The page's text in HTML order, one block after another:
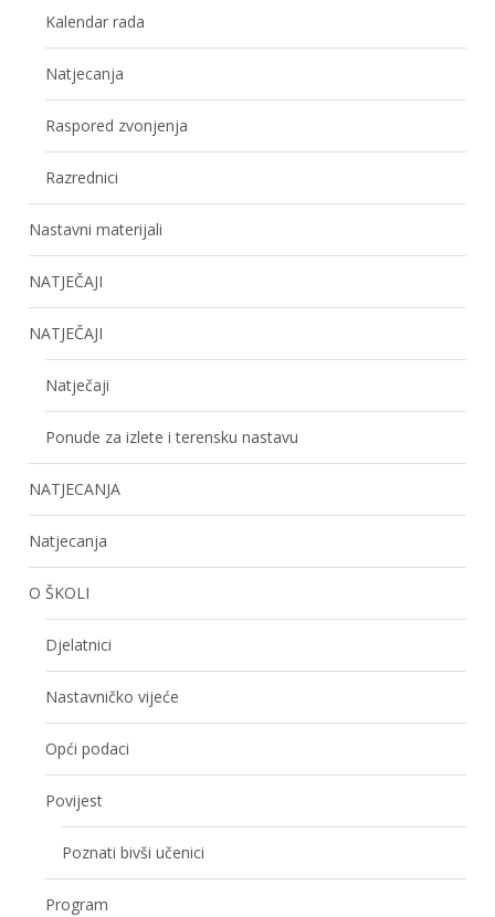
Kalendar rada
Natjecanja
Raspored zvonjenja
Razrednici
Nastavni materijali
NATJEČAJI
NATJEČAJI
Natječaji
Ponude za izlete i terensku nastavu
NATJECANJA
Natjecanja
O ŠKOLI
Djelatnici
Nastavničko vijeće
Opći podaci
Povijest
Poznati bivši učenici
Program